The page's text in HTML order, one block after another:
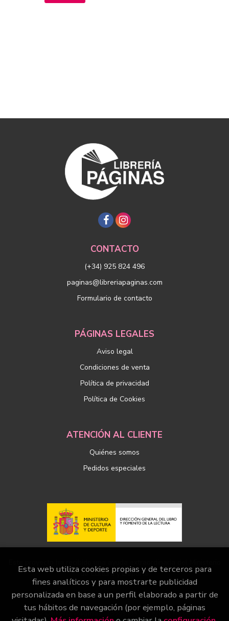
CONTACTO
(+34) 925 824 496
paginas@libreriapaginas.com
Formulario de contacto
PÁGINAS LEGALES
Aviso legal
Condiciones de venta
Política de privacidad
Política de Cookies
ATENCIÓN AL CLIENTE
Quiénes somos
Pedidos especiales
de Cultura y Deporte
2026 ©Librería Páginas. Todos los Derechos Reservados
Esta web utiliza cookies propias y de terceros para
fines analíticos y para mostrarte publicidad
personalizada en base a un perfil elaborado a partir de
tus hábitos de navegación (por ejemplo, páginas